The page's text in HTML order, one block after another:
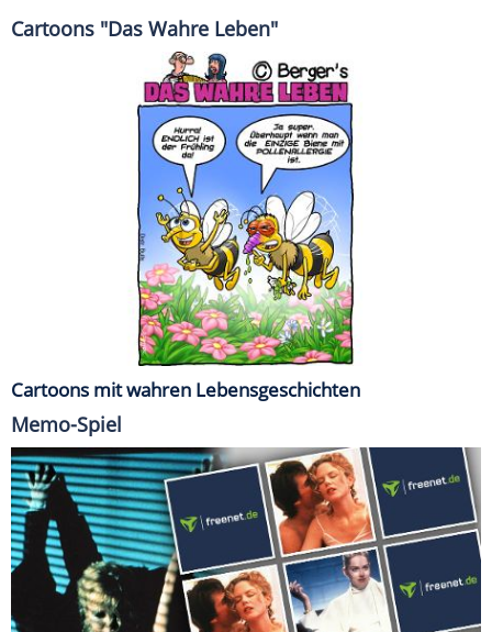
Cartoons "Das Wahre Leben"
Cartoons mit wahren Lebensgeschichten
Memo-Spiel